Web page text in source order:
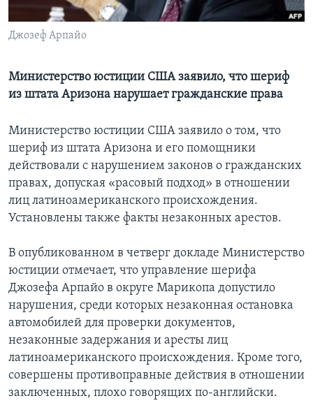
Learning English
Языки
Джозеф Арпайо
Министерство юстиции США заявило, что шериф
из штата Аризона нарушает гражданские права
Министерство юстиции США заявило о том, что
шериф из штата Аризона и его помощники
действовали с нарушением законов о гражданских
правах, допуская «расовый подход» в отношении
лиц латиноамериканского происхождения.
Установлены также факты незаконных арестов.
В опубликованном в четверг докладе Министерство
юстиции отмечает, что управление шерифа
Джозефа Арпайо в округе Марикопа допустило
нарушения, среди которых незаконная остановка
автомобилей для проверки документов,
незаконные задержания и аресты лиц
латиноамериканского происхождения. Кроме того,
совершены противоправные действия в отношении
заключенных, плохо говорящих по-английски.